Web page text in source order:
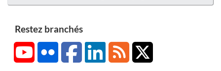
Restez branchés
YouTubeFlickr FacebookLinkedInRSS